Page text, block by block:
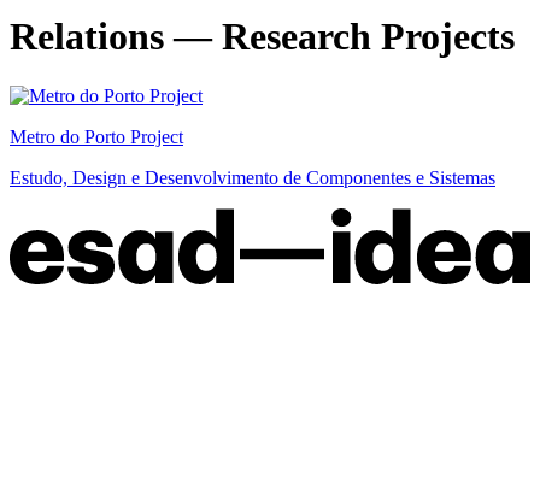
Relations — Research Projects
Metro do Porto Project
Estudo, Design e Desenvolvimento de Componentes e Sistemas